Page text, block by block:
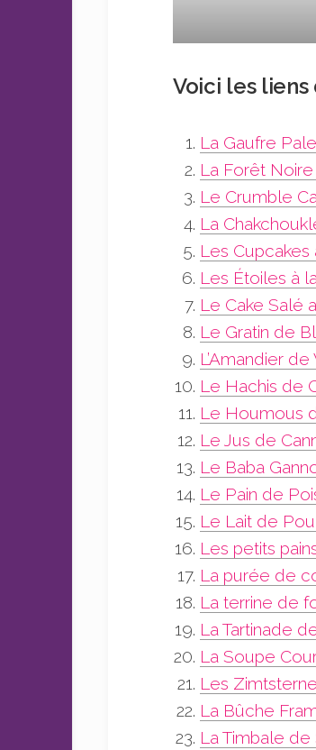
Voici les
La Gaufre
La Forêt Noire
Le Crumble
La
Les Cupcakes
Les Étoiles à
Le Cake Salé
Le Gratin de
L’Amandier de
Le Hachis de
Le Houmous
Le Jus de
Le Baba
Le Pain de
Le Lait de
Les petits
La purée de
La terrine de
La Tartinade
La Soupe
Les
La Bûche
La Timbale